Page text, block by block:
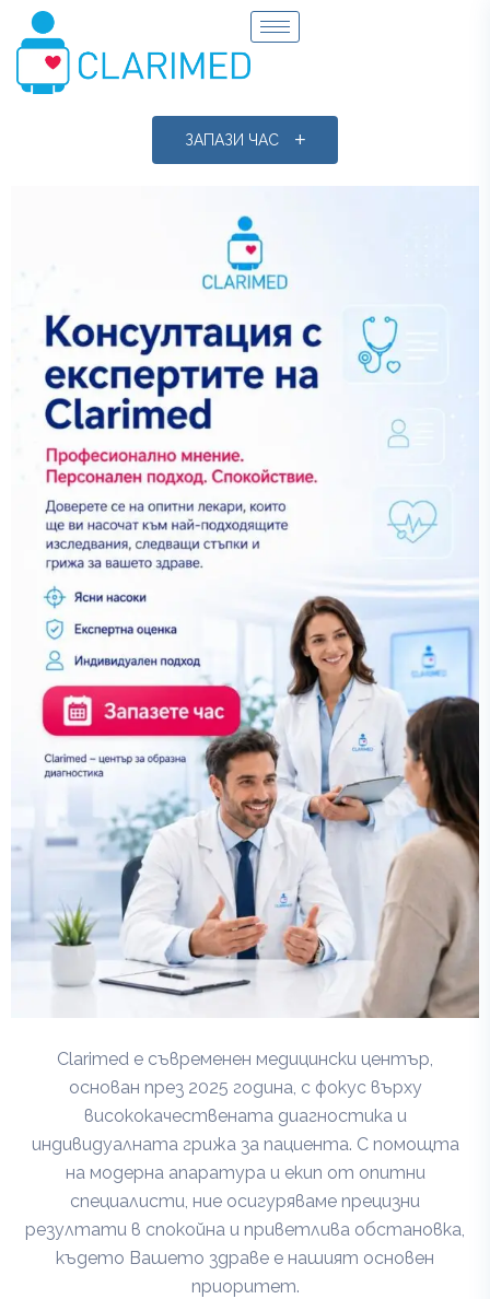
ЗАПАЗИ ЧАС
Clarimed е съвременен медицински център,
основан през 2025 година, с фокус върху
висококачествената диагностика и
индивидуалната грижа за пациента. С помощта
на модерна апаратура и екип от опитни
специалисти, ние осигуряваме прецизни
резултати в спокойна и приветлива обстановка,
където Вашето здраве е нашият основен
приоритет.